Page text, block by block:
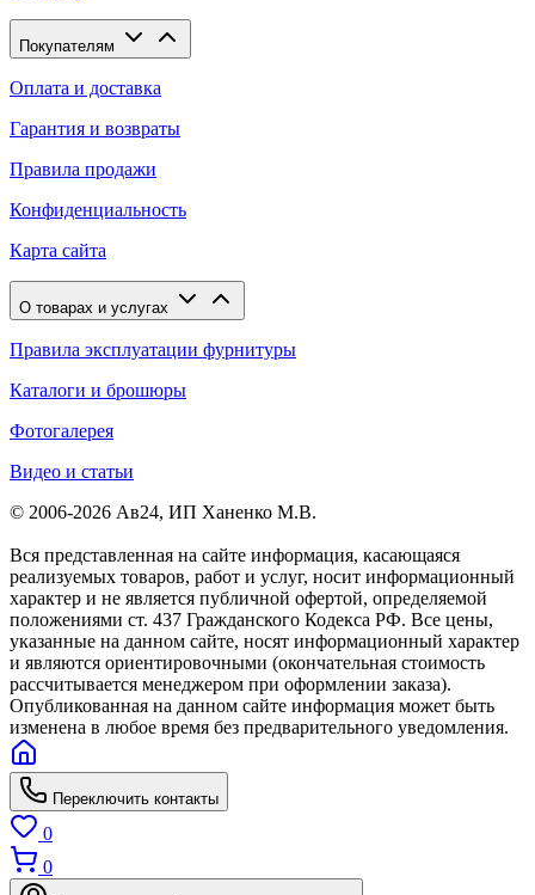
Покупателям
Оплата и доставка
Гарантия и возвраты
Правила продажи
Конфиденциальность
Карта сайта
О товарах и услугах
Правила эксплуатации фурнитуры
Каталоги и брошюры
Фотогалерея
Видео и статьи
© 2006-2026 Ав24, ИП Ханенко М.В.
Вся представленная на сайте информация, касающаяся
реализуемых товаров, работ и услуг, носит информационный
характер и не является публичной офертой, определяемой
положениями ст. 437 Гражданского Кодекса РФ. Все цены,
указанные на данном сайте, носят информационный характер
и являются ориентировочными (окончательная стоимость
рассчитывается менеджером при оформлении заказа).
Опубликованная на данном сайте информация может быть
изменена в любое время без предварительного уведомления.
Переключить контакты
0
0